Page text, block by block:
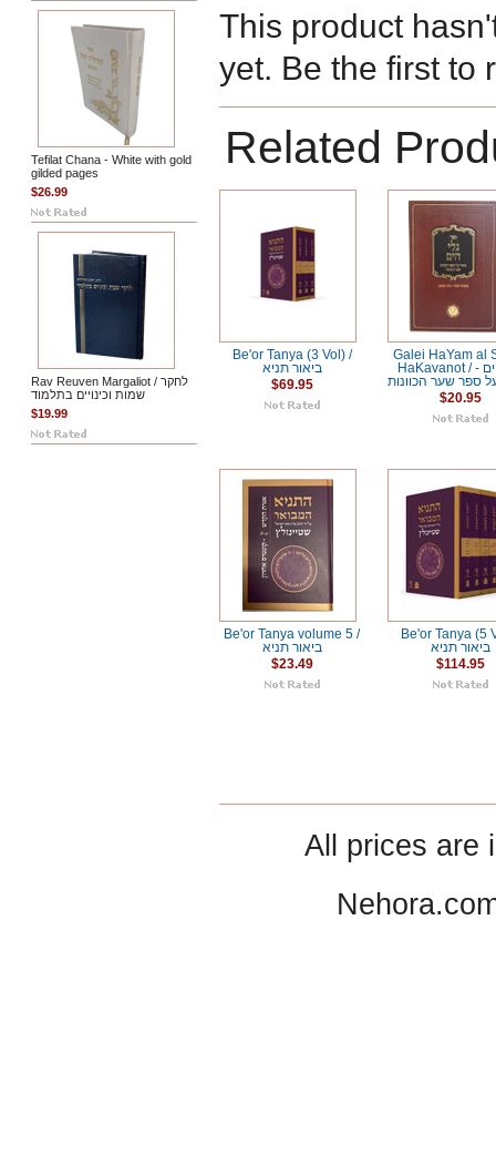
Tefilat Chana - White with gold
gilded pages
$26.99
Rav Reuven Margaliot / לחקר
שמות וכינויים בתלמוד
$19.99
This product
yet. Be the first to
Related
Be'or Tanya (3 Vol) /
ביאור תניא
$69.95
Galei HaYam al
HaKavanot / גלי הים -
ספר שער הכוונות
$20.95
Be'or Tanya volume 5 /
ביאור תניא
$23.49
Be'or Tanya (5
ביאור תניא
$114.95
All prices are